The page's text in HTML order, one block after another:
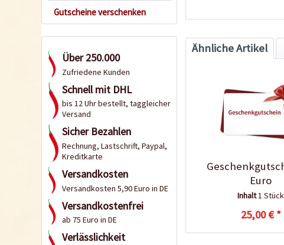
Gutscheine verschenken
Über 250.000
Zufriedene Kunden
Schnell mit DHL
bis 12 Uhr bestellt, taggleicher
Versand
Sicher Bezahlen
Rechnung, Lastschrift, Paypal,
Kreditkarte
Versandkosten
Versandkosten 5,90 Euro in DE
Versandkostenfrei
ab 75 Euro in DE
Verlässlichkeit
Ähnliche Artikel
Euro
Inhalt1 Stück
25,00 € *